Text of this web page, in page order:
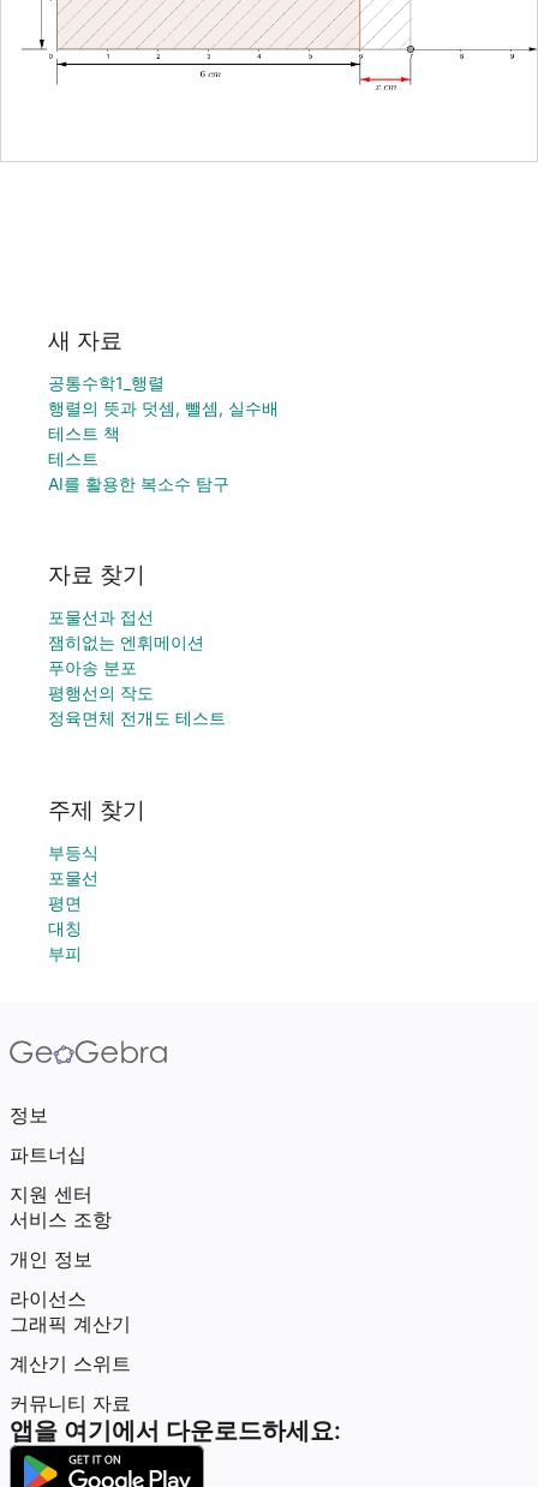
새 자료
공통수학1_행렬
행렬의 뜻과 덧셈, 뺄셈, 실수배
테스트 책
테스트
AI를 활용한 복소수 탐구
자료 찾기
포물선과 접선
잼히없는 엔휘메이션
푸아송 분포
평행선의 작도
정육면체 전개도 테스트
주제 찾기
부등식
포물선
평면
대칭
부피
정보
파트너십
지원 센터
서비스 조항
개인 정보
라이선스
그래픽 계산기
계산기 스위트
커뮤니티 자료
앱을 여기에서 다운로드하세요: